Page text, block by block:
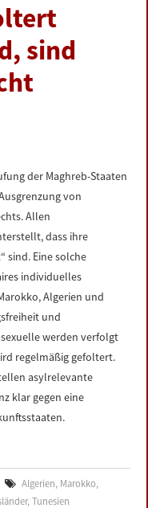
sind
der Maghreb-Staaten
von
Allen
dass ihre
sind. Eine solche
individuelles
Algerien und
und
werden verfolgt
regelmäßig gefoltert.
asylrelevante
klar gegen eine
Algerien, Marokko,
,Tunesien